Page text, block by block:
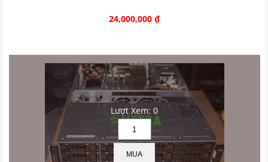
24,000,000₫
Lượt Xem: 0
MUA